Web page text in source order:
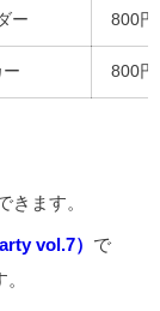
ー 800円
800円
きます。
vol.7） で